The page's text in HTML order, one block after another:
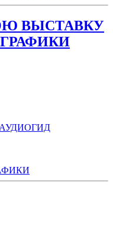
ВЫСТАВКУ